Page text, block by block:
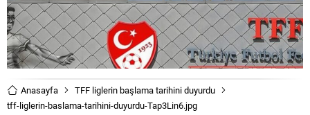
Anasayfa
TFF liglerin başlama tarihini duyurdu
tff-liglerin-baslama-tarihini-duyurdu-Tap3Lin6.jpg